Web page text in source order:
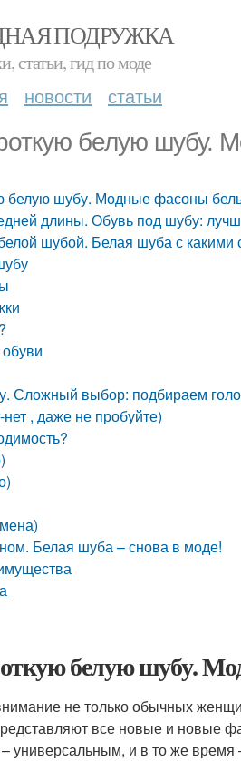
ПОДРУЖКА
статьи, гид по моде
новости статьи
белую шубу.
белую шубу. Модные фасоны
длины. Обувь под шубу:
шубой. Белая шуба с какими
Сложный выбор: подбираем
, даже не пробуйте)
Белая шуба – снова в моде!
белую шубу.
не только обычных
все новые и новые
и в то же время